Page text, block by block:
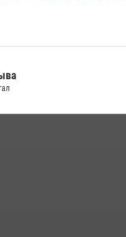
стали победителями и
Наадым-2026
ГИМС МЧС Тувы провела